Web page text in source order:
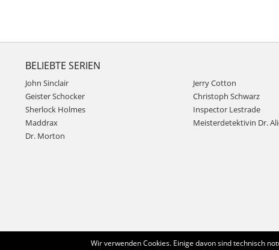
BELIEBTE SERIEN
John Sinclair
Geister Schocker
Sherlock Holmes
Maddrax
Dr. Morton
Jerry Cotton
Christoph Schwarz
Inspector Lestrade
Meisterdetektivin Dr.
Wir verwenden Cookies. Einige davon sind technisch